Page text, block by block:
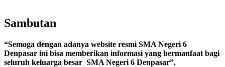
Sambutan
“Semoga dengan adanya website resmi SMA Negeri 6
Denpasar ini bisa memberikan informasi yang bermanfaat bagi
seluruh keluarga besar SMA Negeri 6 Denpasar”.